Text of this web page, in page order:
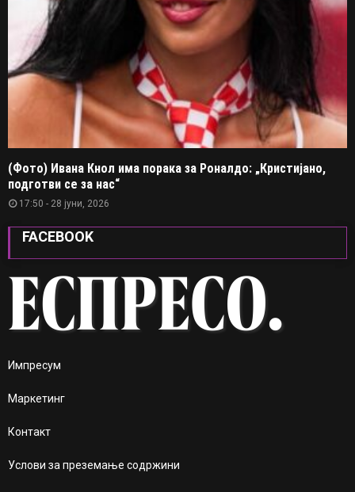
(Фото) Ивана Кнол има порака за Роналдо: „Кристијано,
подготви се за нас“
17:50 - 28 јуни, 2026
FACEBOOK
Импресум
Маркетинг
Контакт
Услови за преземање содржини